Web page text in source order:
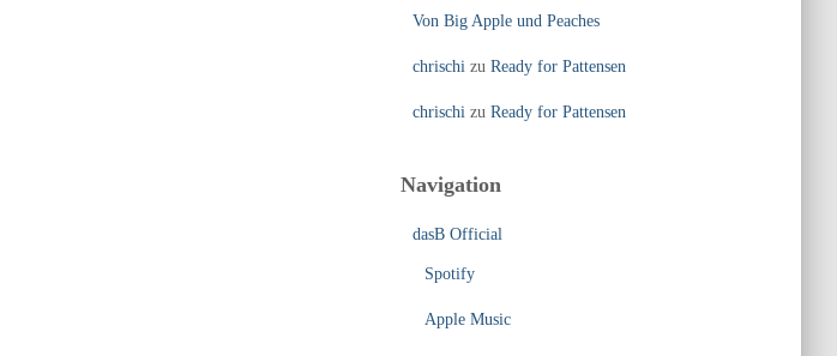
Von Big Apple und Peaches
chrischi zu Ready for Pattensen
chrischi zu Ready for Pattensen
Navigation
dasB Official
Spotify
Apple Music